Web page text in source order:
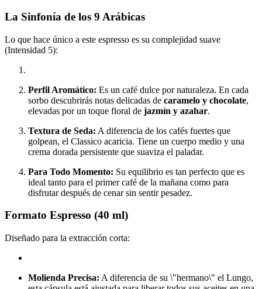
La Sinfonía de los 9 Arábicas
Lo que hace único a este espresso es su complejidad suave
(Intensidad 5):
Perfil Aromático: Es un café dulce por naturaleza. En cada
sorbo descubrirás notas delicadas de caramelo y chocolate,
elevadas por un toque floral de jazmín y azahar.
Textura de Seda: A diferencia de los cafés fuertes que
golpean, el Classico acaricia. Tiene un cuerpo medio y una
crema dorada persistente que suaviza el paladar.
Para Todo Momento: Su equilibrio es tan perfecto que es
ideal tanto para el primer café de la mañana como para
disfrutar después de cenar sin sentir pesadez.
Formato Espresso (40 ml)
Diseñado para la extracción corta:
Molienda Precisa: A diferencia de su \"hermano\" el Lungo,